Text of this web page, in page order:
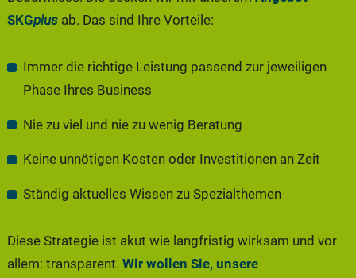
SKGplusab. Das sind Ihre Vorteile:
Immer die richtige Leistung passend zur jeweiligen
Phase Ihres Business
Nie zu viel und nie zu wenig Beratung
Keine unnötigen Kosten oder Investitionen an Zeit
Ständig aktuelles Wissen zu Spezialthemen
Diese Strategie ist akut wie langfristig wirksam und vor
allem: transparent. Wir wollen Sie, unsere